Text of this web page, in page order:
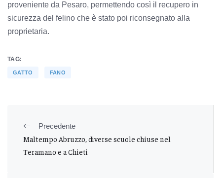
proveniente da Pesaro, permettendo così il recupero in
sicurezza del felino che è stato poi riconsegnato alla
proprietaria.
TAG:
GATTO FANO
Precedente
Maltempo Abruzzo, diverse scuole chiuse nel
Teramano e a Chieti